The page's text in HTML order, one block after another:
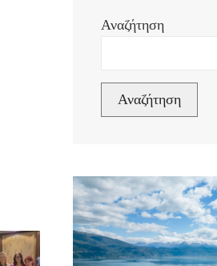
Αναζήτηση
Αναζήτηση